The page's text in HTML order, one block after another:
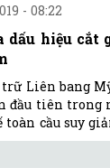
- 08:22
dấu hiệu
trữ Liên bang
đầu tiên trong
cầu suy